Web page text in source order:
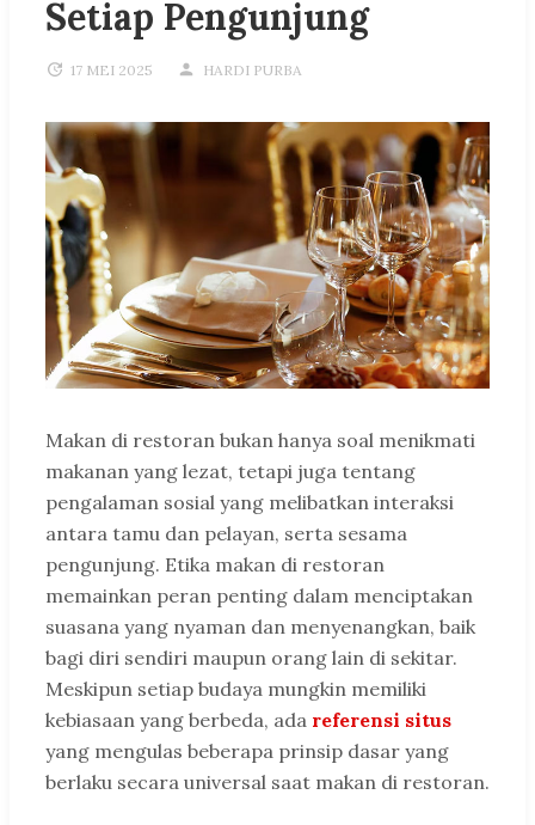
Setiap Pengunjung
17 MEI 2025 HARDI PURBA
Makan di restoran bukan hanya soal menikmati
makanan yang lezat, tetapi juga tentang
pengalaman sosial yang melibatkan interaksi
antara tamu dan pelayan, serta sesama
pengunjung. Etika makan di restoran
memainkan peran penting dalam menciptakan
suasana yang nyaman dan menyenangkan, baik
bagi diri sendiri maupun orang lain di sekitar.
Meskipun setiap budaya mungkin memiliki
kebiasaan yang berbeda, ada referensi situs
yang mengulas beberapa prinsip dasar yang
berlaku secara universal saat makan di restoran.